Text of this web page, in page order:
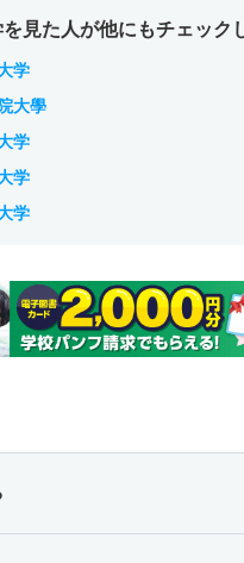
を見た人が他にもチェック
学
大學
学
学
学